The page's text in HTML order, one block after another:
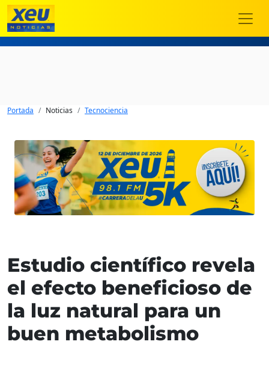
Portada Noticias Tecnociencia
Estudio científico revela
el efecto beneficioso de
la luz natural para un
buen metabolismo